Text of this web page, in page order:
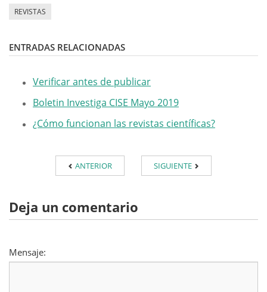
REVISTAS
ENTRADAS RELACIONADAS
Verificar antes de publicar
Boletin Investiga CISE Mayo 2019
¿Cómo funcionan las revistas científicas?
ANTERIOR SIGUIENTE
Deja un comentario
Mensaje: